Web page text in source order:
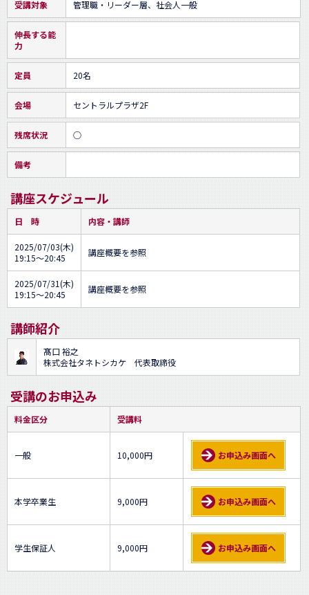
受講対象 管理職・リーダー層、社会人一般
伸長する能
力
定員 20名
会場 セントラルプラザ2F
残席状況 ○
備考
講座スケジュール
日 時 内容・講師
2025/07/03(木)
19:15～20:45
講座概要を参照
2025/07/31(木)
19:15～20:45
講座概要を参照
講師紹介
髙口 裕之
株式会社タネトシカケ 代表取締役
受講のお申込み
料金区分 受講料
一般 10,000円 お申込み画面へ
本学卒業生 9,000円 お申込み画面へ
学生保証人 9,000円 お申込み画面へ